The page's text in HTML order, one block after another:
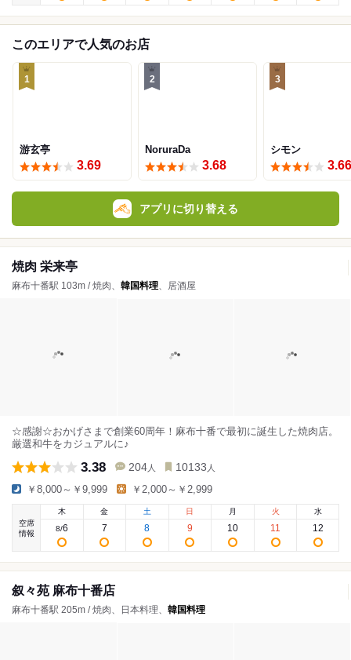
このエリアで人気のお店
1
游玄亭
3.69
2
NoruraDa
3.68
3
シモン
3.66
アプリに切り替える
焼肉 栄来亭
麻布十番駅 103m / 焼肉、 韓国料理、居酒屋
☆感謝☆おかげさまで創業60周年！麻布十番で最初に誕生した焼肉店。
厳選和牛をカジュアルに♪
3.38 204 人 10133 人
￥8,000～￥9,999 ￥2,000～￥2,999
空席
情報
木
8/6
金
7
土
8
日
9
月
10
火
11
水
12
叙々苑 麻布十番店
麻布十番駅 205m / 焼肉、日本料理、 韓国料理